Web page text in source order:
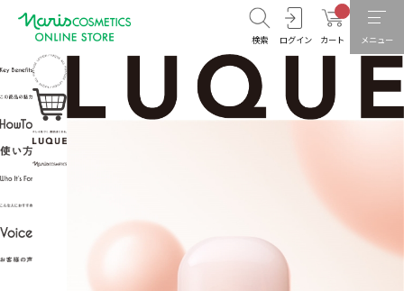
検索 ログイン カート メニュー